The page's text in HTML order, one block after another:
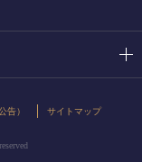
告）
サイトマップ